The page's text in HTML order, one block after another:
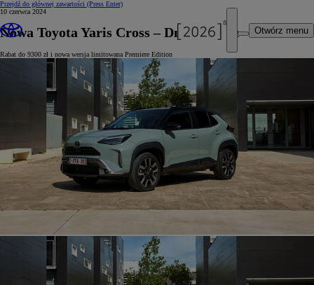
Przejdź do głównej zawartości (Press Enter)
Otwórz menu
10 czerwca 2024
Nowa Toyota Yaris Cross – Dni Otwarte
Rabat do 9300 zł i nowa wersja limitowana Premiere Edition